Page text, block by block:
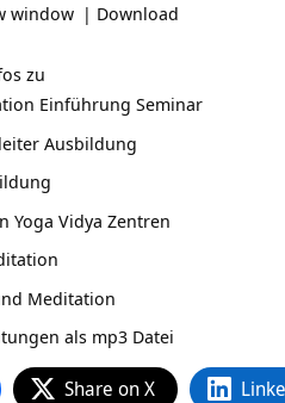
window | Download
zu
Einführung Seminar
Ausbildung
Yoga Vidya Zentren
Meditation
als mp3 Datei
Share on X